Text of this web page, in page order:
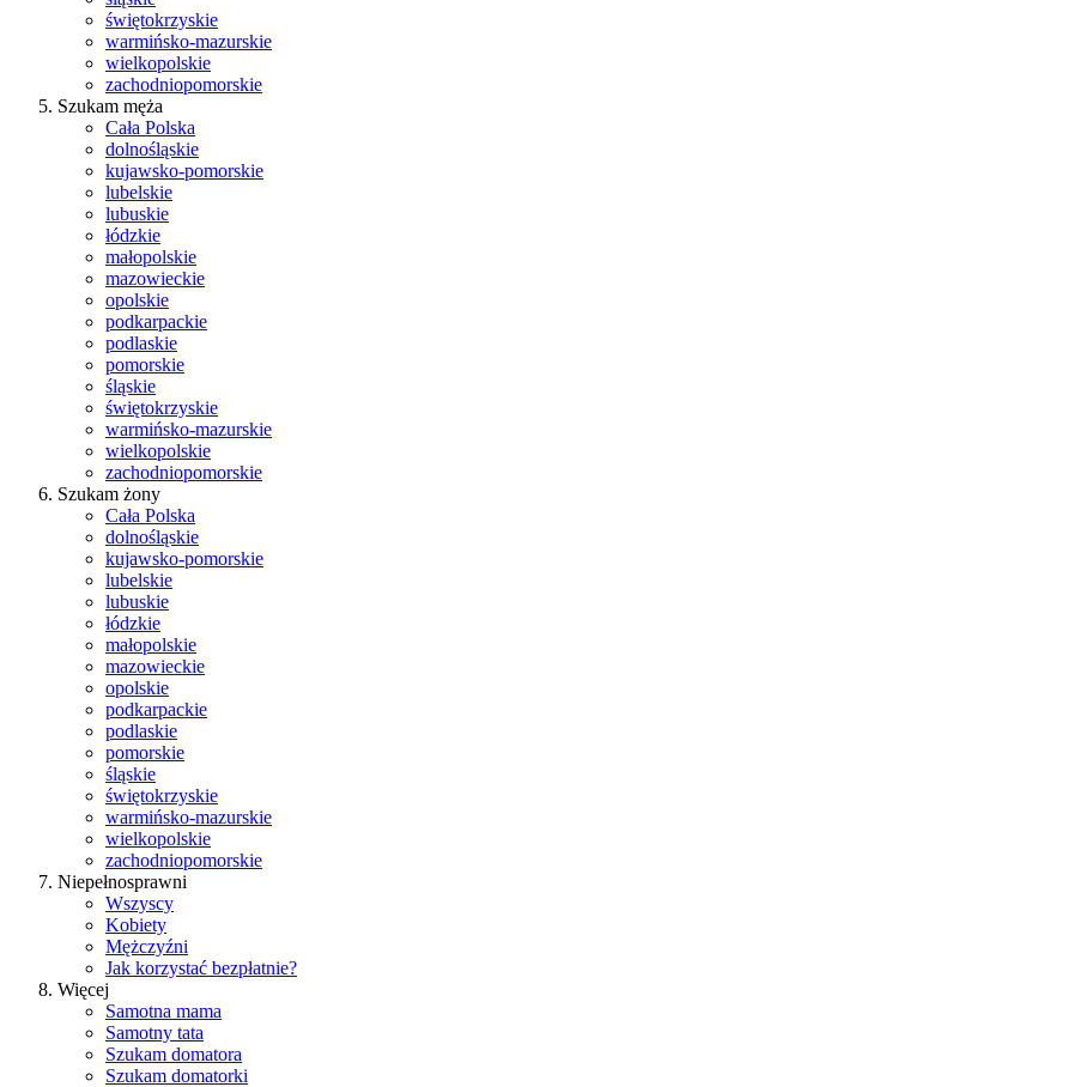
świętokrzyskie
warmińsko-mazurskie
wielkopolskie
zachodniopomorskie
Szukam męża
Cała Polska
dolnośląskie
kujawsko-pomorskie
lubelskie
lubuskie
łódzkie
małopolskie
mazowieckie
opolskie
podkarpackie
podlaskie
pomorskie
śląskie
świętokrzyskie
warmińsko-mazurskie
wielkopolskie
zachodniopomorskie
Szukam żony
Cała Polska
dolnośląskie
kujawsko-pomorskie
lubelskie
lubuskie
łódzkie
małopolskie
mazowieckie
opolskie
podkarpackie
podlaskie
pomorskie
śląskie
świętokrzyskie
warmińsko-mazurskie
wielkopolskie
zachodniopomorskie
Niepełnosprawni
Wszyscy
Kobiety
Mężczyźni
Jak korzystać bezpłatnie?
Więcej
Samotna mama
Samotny tata
Szukam domatora
Szukam domatorki